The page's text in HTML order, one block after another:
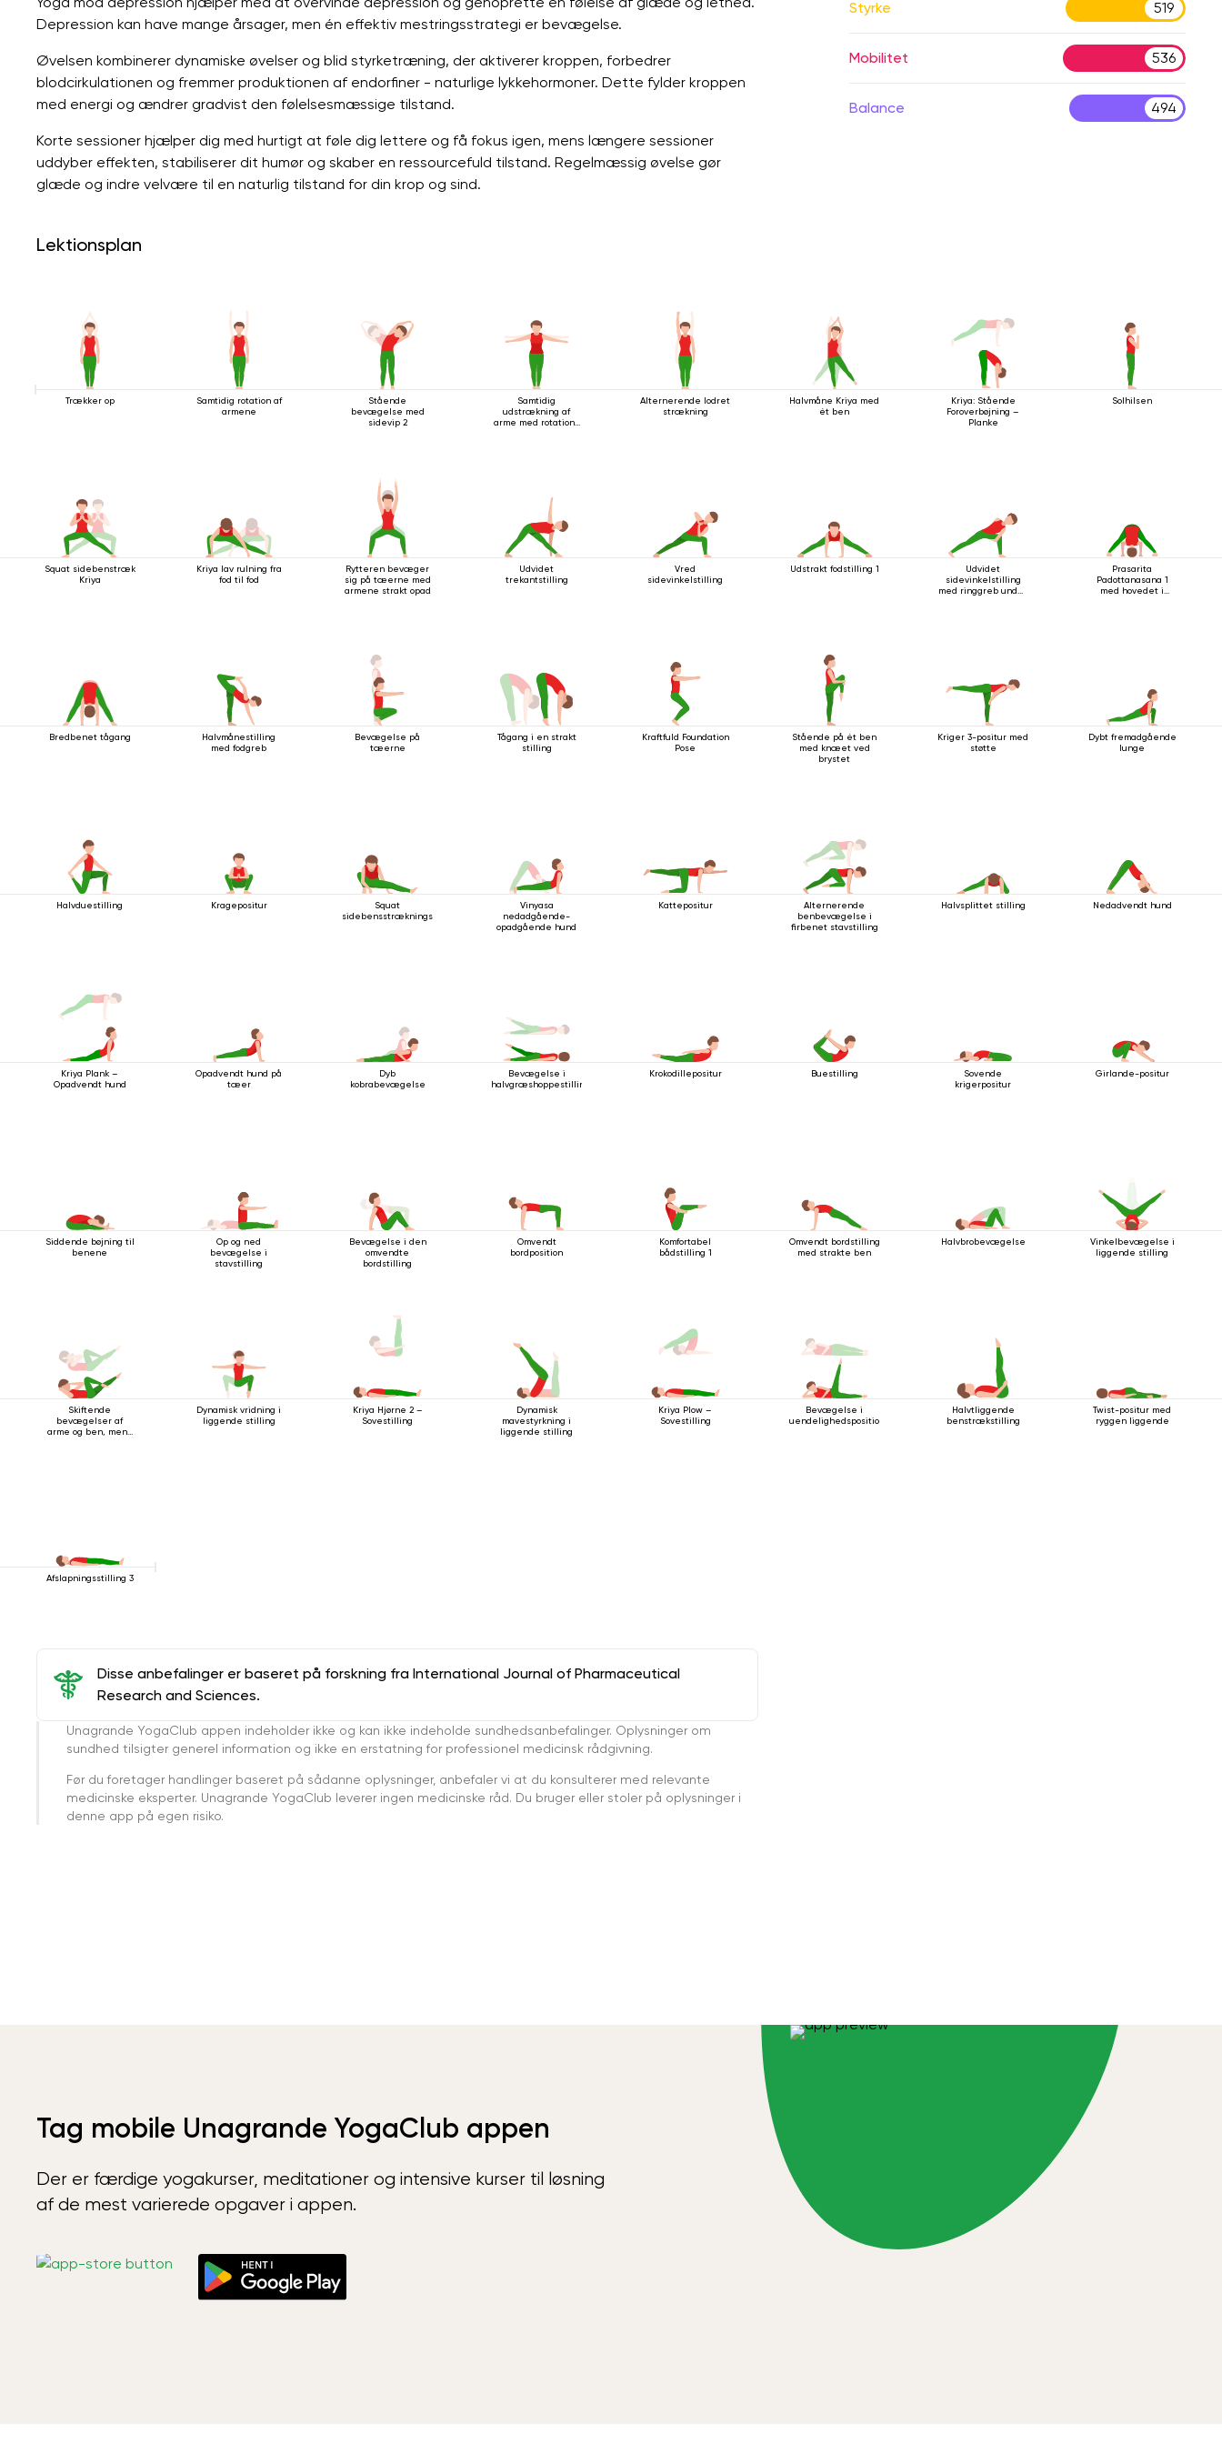
Depression kan have mange årsager, men én effektiv mestringsstrategi er bevægelse.
Øvelsen kombinerer dynamiske øvelser og blid styrketræning, der aktiverer kroppen, forbedrer
blodcirkulationen og fremmer produktionen af ​​endorfiner - naturlige lykkehormoner. Dette fylder kroppen
med energi og ændrer gradvist den følelsesmæssige tilstand.
Korte sessioner hjælper dig med hurtigt at føle dig lettere og få fokus igen, mens længere sessioner
uddyber effekten, stabiliserer dit humør og skaber en ressourcefuld tilstand. Regelmæssig øvelse gør
glæde og indre velvære til en naturlig tilstand for din krop og sind.
Styrke 519
Mobilitet 536
Balance 494
Lektionsplan
Trækker op
Samtidig rotation af
armene
Stående
bevægelse med
sidevip 2
Samtidig
udstrækning af
arme med rotation i
Alternerende lodret
strækning
Halvmåne Kriya med
ét ben
Kriya: Stående
Foroverbøjning –
Planke
Solhilsen
Squat sidebenstræk
Kriya
Kriya lav rulning fra
fod til fod
Rytteren bevæger
sig på tæerne med
armene strakt opad
Udvidet
trekantstilling
Vred
sidevinkelstilling
Udstrakt fodstilling 1
Udvidet
sidevinkelstilling
med ringgreb under
Prasarita
Padottanasana 1
med hovedet i
Bredbenet tågang
Halvmånestilling
med fodgreb
Bevægelse på
tæerne
Tågang i en strakt
stilling
Kraftfuld Foundation
Pose
Stående på ét ben
med knæet ved
brystet
Kriger 3-positur med
støtte
Dybt fremadgående
lunge
Halvduestilling Kragepositur
Squat
sidebensstrækningsstilling
Vinyasa
nedadgående-
opadgående hund
Kattepositur
Alternerende
benbevægelse i
firbenet stavstilling
Halvsplittet stilling Nedadvendt hund
Kriya Plank –
Opadvendt hund
Opadvendt hund på
tæer
Dyb
kobrabevægelse
Bevægelse i
halvgræshoppestillingen
Krokodillepositur Buestilling
Sovende
krigerpositur
Girlande-positur
Siddende bøjning til
benene
Op og ned
bevægelse i
stavstilling
Bevægelse i den
omvendte
bordstilling
Omvendt
bordposition
Komfortabel
bådstilling 1
Omvendt bordstilling
med strakte ben
Halvbrobevægelse
Vinkelbevægelse i
liggende stilling
Skiftende
bevægelser af
arme og ben, mens
Dynamisk vridning i
liggende stilling
Kriya Hjørne 2 –
Sovestilling
Dynamisk
mavestyrkning i
liggende stilling
Kriya Plow –
Sovestilling
Bevægelse i
uendelighedsposition
Halvtliggende
benstrækstilling
Twist-positur med
ryggen liggende
Afslapningsstilling 3
Disse anbefalinger er baseret på forskning fra International Journal of Pharmaceutical
Research and Sciences.
Unagrande YogaClub appen indeholder ikke og kan ikke indeholde sundhedsanbefalinger. Oplysninger om
sundhed tilsigter generel information og ikke en erstatning for professionel medicinsk rådgivning.
Før du foretager handlinger baseret på sådanne oplysninger, anbefaler vi at du konsulterer med relevante
medicinske eksperter. Unagrande YogaClub leverer ingen medicinske råd. Du bruger eller stoler på oplysninger i
denne app på egen risiko.
Tag mobile Unagrande YogaClub appen
Der er færdige yogakurser, meditationer og intensive kurser til løsning
af de mest varierede opgaver i appen.